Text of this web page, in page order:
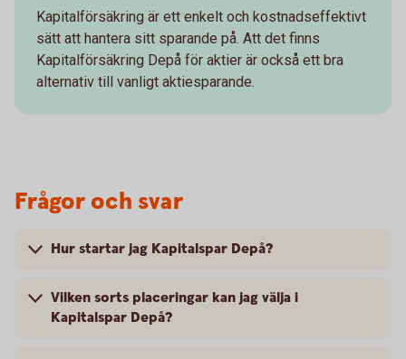
Kapitalförsäkring är ett enkelt och kostnadseffektivt
sätt att hantera sitt sparande på. Att det finns
Kapitalförsäkring Depå för aktier är också ett bra
alternativ till vanligt aktiesparande.
Frågor och svar
Hur startar jag Kapitalspar Depå?
Vilken sorts placeringar kan jag välja i
Kapitalspar Depå?